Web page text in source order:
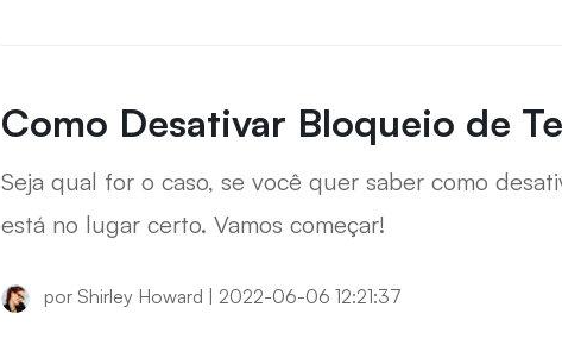
Como Desativar Bloqueio de
Seja qual for o caso, se você quer saber como
está no lugar certo. Vamos começar!
por Shirley Howard | 2022-06-06 12:21:37